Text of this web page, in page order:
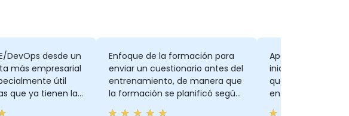
DevOps desde un
más empresarial
útil
que ya tienen la
Enfoque de la formación para
enviar un cuestionario antes del
entrenamiento, de manera que
la formación se planificó según
las expectativas. Esto hace que
Apegándose a la
inicial de los
qué debería ser el
entrenamiento.